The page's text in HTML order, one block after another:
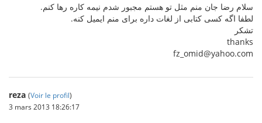
سلام رضا جان منم مثل تو هستم مجبور شدم نیمه کاره رها کنم.
لطفا اگه کسی کتابی از لغات داره برای منم ایمیل کنه.
تشکر
thanks
fz_omid@yahoo.com
reza (Voir le profil)
3 mars 2013 18:26:17